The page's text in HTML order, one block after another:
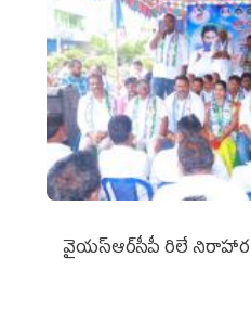
వైయ‌స్ఆర్‌సీపీ రిలే నిరాహార